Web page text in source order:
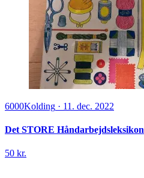
6000Kolding · 11. dec. 2022
Det STORE Håndarbejdsleksikon
50 kr.